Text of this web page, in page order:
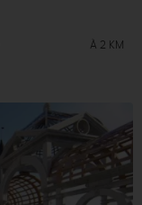
À 2 KM